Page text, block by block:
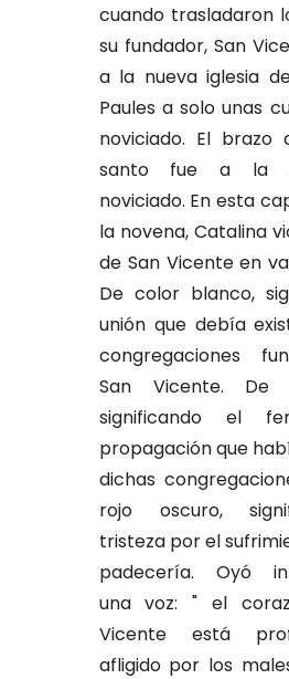
cuando trasladaron
su fundador, San
a la nueva iglesia
Paules a solo unas
noviciado. El brazo
santo fue a la
noviciado. En esta
la novena, Catalina
de San Vicente en
De color blanco,
unión que debía
congregaciones
San Vicente. De
significando el
propagación que
dichas
rojo oscuro,
tristeza por el
padecería. Oyó
una voz: " el
Vicente está
afligido por los